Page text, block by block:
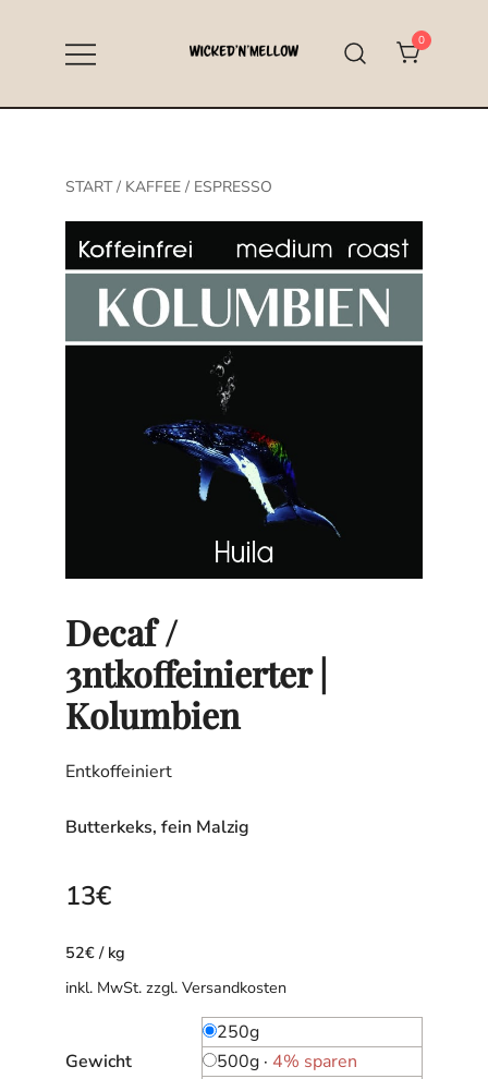
springen
Bamberg
0
START/ KAFFEE / ESPRESSO
Decaf /
3ntkoffeinierter |
Kolumbien
Entkoffeiniert
Butterkeks, fein Malzig
13€
52€/ kg
inkl. MwSt. zzgl. Versandkosten
Gewicht
250g
500g · 4% sparen